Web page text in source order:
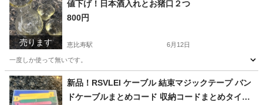
売ります
値下げ！日本酒入れとお猪口２つ
800円
恵比寿駅 6月12日
一度しか使って無いです。
東京 渋谷区 恵比寿駅 食器 無い
新品！RSVLEI ケーブル 結束マジックテープ バン
ドケーブルまとめコード 収納コードまとめタイラ